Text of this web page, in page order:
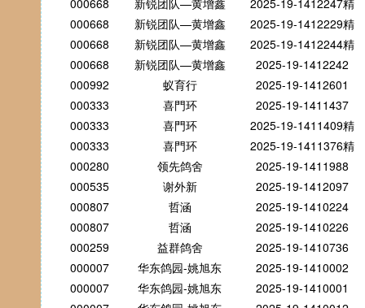
000668
新锐团队—黄增鑫
2025-19-1412247精
000668
新锐团队—黄增鑫
2025-19-1412229精
000668
新锐团队—黄增鑫
2025-19-1412244精
000668
新锐团队—黄增鑫
2025-19-1412242
000992
蚁育行
2025-19-1412601
000333
喜門环
2025-19-1411437
000333
喜門环
2025-19-1411409精
000333
喜門环
2025-19-1411376精
000280
领先鸽舍
2025-19-1411988
000535
谢外新
2025-19-1412097
000807
哲涵
2025-19-1410224
000807
哲涵
2025-19-1410226
000259
益群鸽舍
2025-19-1410736
000007
华东鸽园-姚旭东
2025-19-1410002
000007
华东鸽园-姚旭东
2025-19-1410001